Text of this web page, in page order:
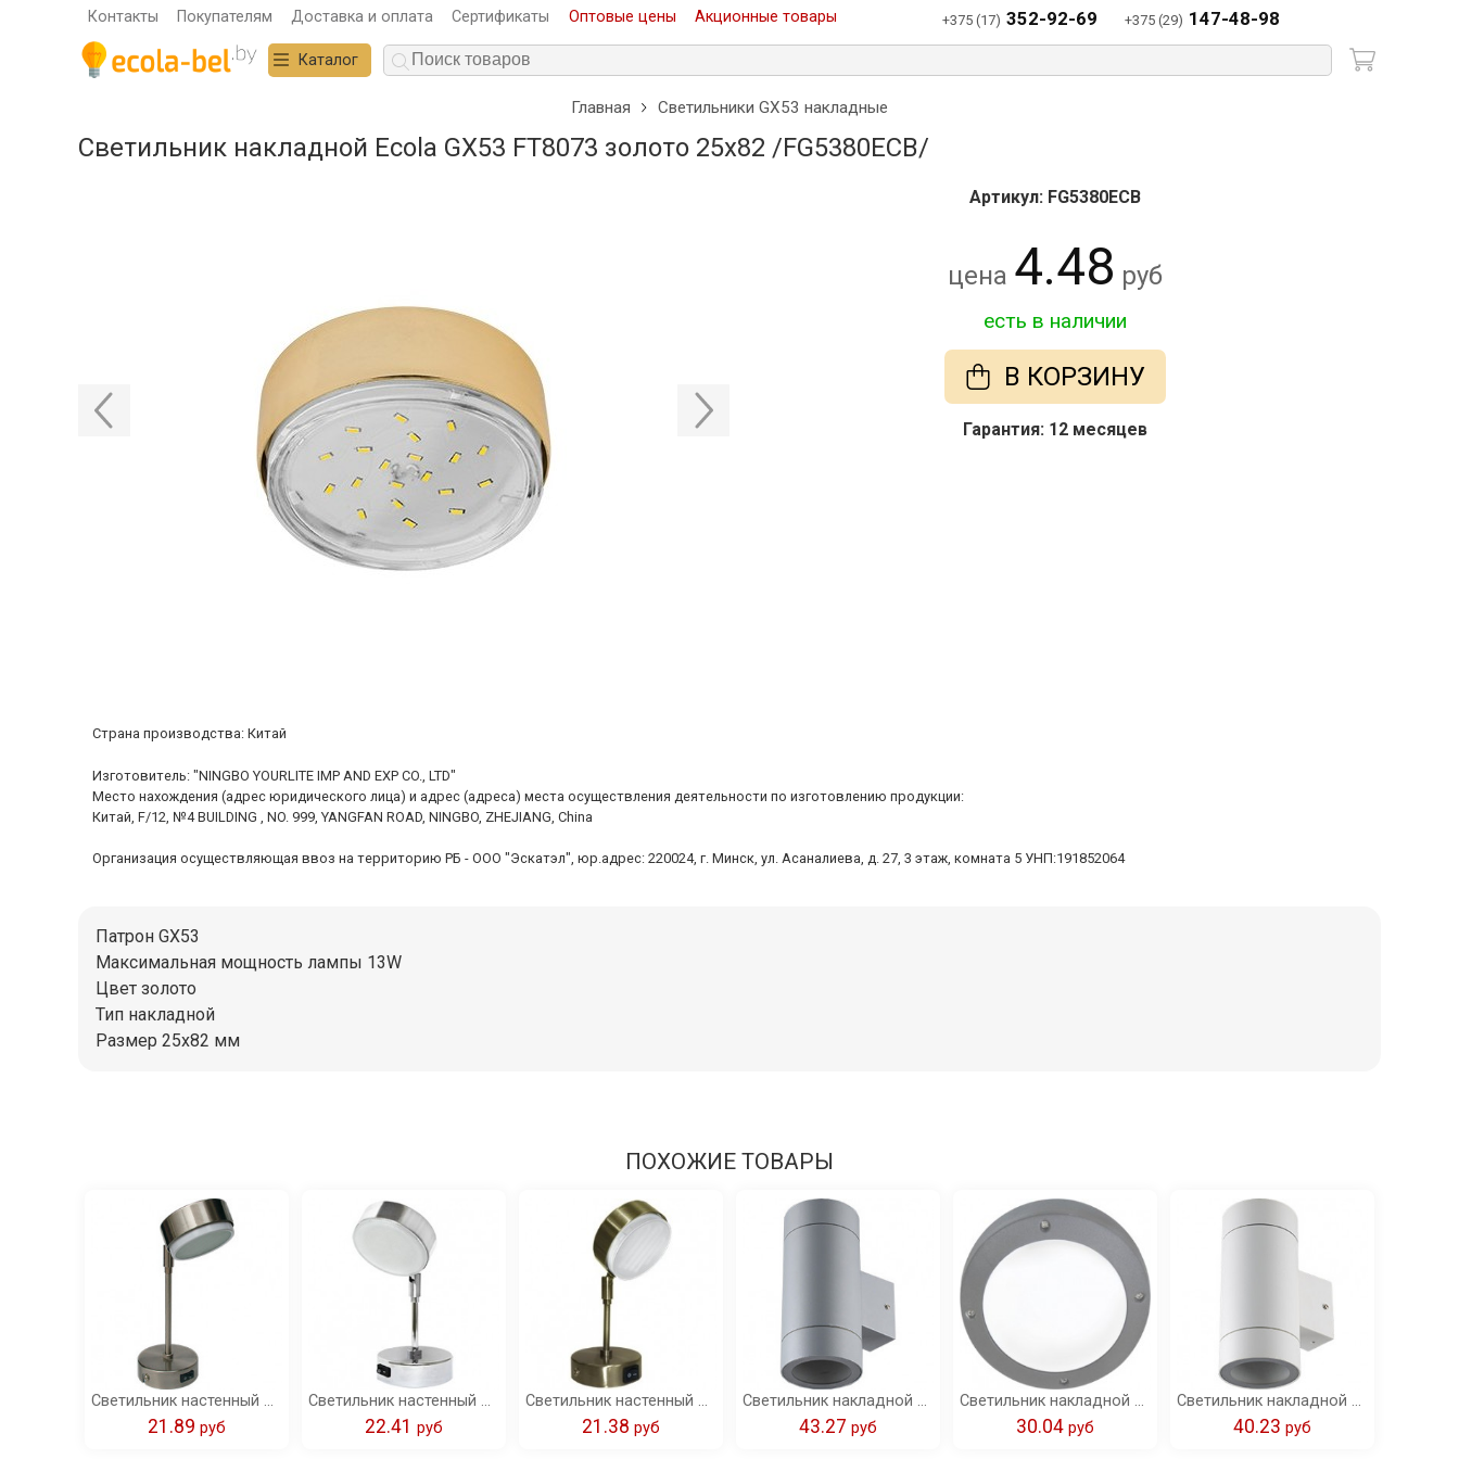
Контакты Покупателям Доставка и оплата Сертификаты Оптовые цены Акционные товары +375 (17) 352-92-69 +375 (29) 147-48-98
Каталог
Главная Светильники GX53 накладные
Светильник накладной Ecola GX53 FT8073 золото 25x82 /FG5380ECB/
Артикул: FG5380ECB
цена 4.48 руб
есть в наличии
В КОРЗИНУ
Гарантия: 12 месяцев
Cтрана производства: Китай
Изготовитель: "NINGBO YOURLITE IMP AND EXP CO., LTD"
Место нахождения (адрес юридического лица) и адрес (адреса) места осуществления деятельности по изготовлению продукции:
Китай, F/12, №4 BUILDING , NO. 999, YANGFAN ROAD, NINGBO, ZHEJIANG, China
Организация осуществляющая ввоз на территорию РБ - ООО "Эскатэл", юр.адрес: 220024, г. Минск, ул. Асаналиева, д. 27, 3 этаж, комната 5 УНП:191852064
Патрон GX53
Максимальная мощность лампы 13W
Цвет золото
Тип накладной
Размер 25x82 мм
ПОХОЖИЕ ТОВАРЫ
Светильник настенный Ecola GX53 FT5173 поворотный на длинном кроншт сатин-хром 253х80 /FS5351ECB/
21.89pуб
Светильник настенный Ecola GX53 FT4173 поворотный на среднем кроншт хром 210x80 /FC5341ECB/
22.41pуб
Светильник настенный Ecola GX53 FT4173 поворотный на среднем кроншт черненая бронза 210x80 /FN5341ECB/
21.38pуб
Светильник накладной Ecola GX53 LED 8013A IP65 прозрачный Цилиндр металл. 2*GX53 серый матовый 205x140x90 /FG53C2ECH/
43.27 pуб
Светильник накладной Ecola GX53 LED B4139S IP65 матовый Круг алюмин. 1*GX53 серый 145x145x65 /FS53SSECS/
30.04 pуб
Светильник накладной Ecola GX53 LED 8013A IP65 прозрачный Цилиндр металл. 2*GX53 белый матовый 205x140x90 /FW53C2ECH/
40.23 pуб